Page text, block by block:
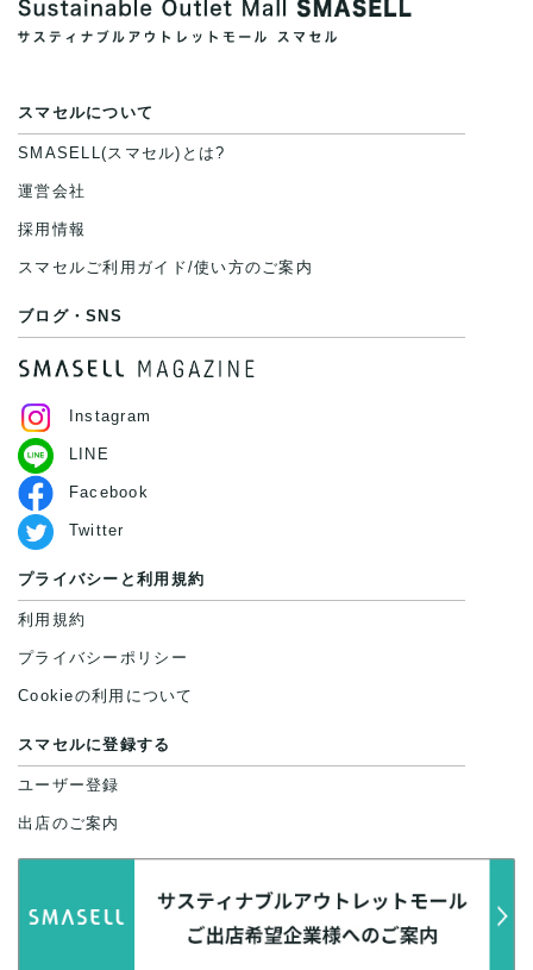
スマセルについて
SMASELL(スマセル)とは?
運営会社
採用情報
スマセルご利用ガイド/使い方のご案内
ブログ・SNS
Instagram
LINE
Facebook
Twitter
プライバシーと利用規約
利用規約
プライバシーポリシー
Cookieの利用について
スマセルに登録する
ユーザー登録
出店のご案内